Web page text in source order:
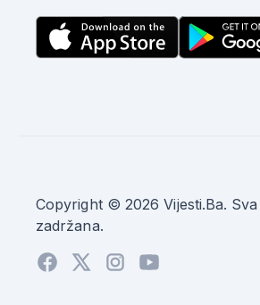
Copyright © 2026 Vijesti.Ba.
zadržana.